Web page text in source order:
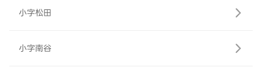
小字松田
小字南谷